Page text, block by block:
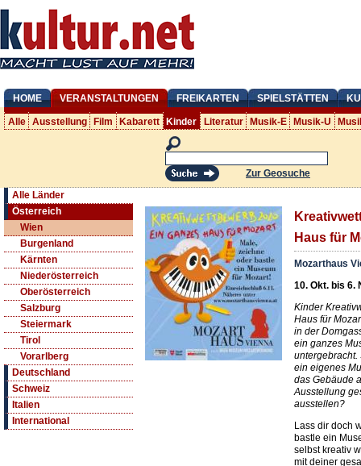
HOME VERANSTALTUNGEN FREIKARTEN SPIELSTÄTTEN
Alle Ausstellung Film Kabarett Kinder Literatur Musik-E Musik-U
Zur Geosuche
Alle Länder
Österreich
Wien
Burgenland
Kärnten
Niederösterreich
Oberösterreich
Salzburg
Steiermark
Tirol
Vorarlberg
Deutschland
Schweiz
Italien
International
Haus für
Mozarthaus
10. Okt. bis 6.
Kinder
Haus für
in der
ein ganzes
untergebracht.
ein eigenes
das Gebäude
Ausstellung
ausstellen?
Lass dir doch
bastle ein
selbst kreativ
mit deiner